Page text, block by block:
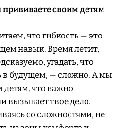
своим детям
что гибкость — это
навык. Время летит,
угадать, что
в будущем, — сложно. А мы
детям, что важно
вызывает твое дело.
со сложностями, не